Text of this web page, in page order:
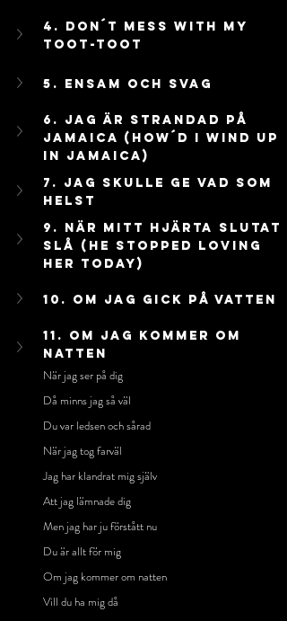
4. Don´t Mess With My
Toot-Toot
5. Ensam Och Svag
6. Jag Är Strandad På
Jamaica (How´d I Wind Up
In Jamaica)
7. Jag Skulle Ge Vad Som
Helst
9. När Mitt Hjärta Slutat
Slå (He Stopped Loving
Her Today)
10. Om Jag Gick På Vatten
11. Om Jag Kommer Om
Natten
När jag ser på dig
Då minns jag så väl
Du var ledsen och sårad
När jag tog farväl
Jag har klandrat mig själv
Att jag lämnade dig
Men jag har ju förstått nu
Du är allt för mig
Om jag kommer om natten
Vill du ha mig då